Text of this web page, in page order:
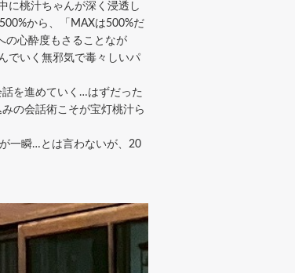
に桃汁ちゃんが深く浸透し
から、「MAXは500%だ
の心酔度もさることなが
でいく無邪気で毒々しいパ
を進めていく…はずだった
の会話術こそが宝灯桃汁ら
一瞬…とは言わないが、20